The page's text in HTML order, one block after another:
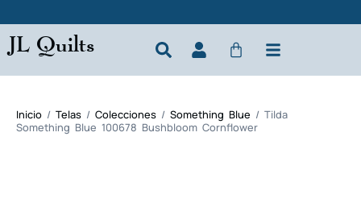
JL Quilts
Inicio / Telas / Colecciones / Something Blue / Tilda
Something Blue 100678 Bushbloom Cornflower